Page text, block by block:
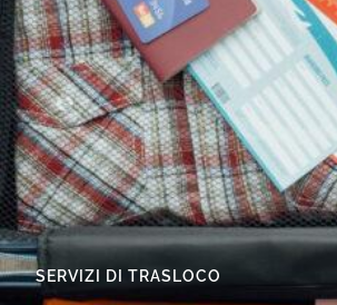
SERVIZI DI TRASLOCO